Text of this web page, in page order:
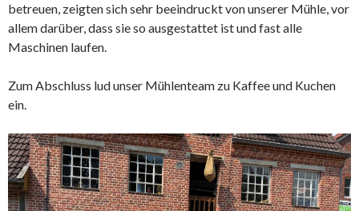
betreuen, zeigten sich sehr beeindruckt von unserer Mühle, vor
allem darüber, dass sie so ausgestattet ist und fast alle
Maschinen laufen.
Zum Abschluss lud unser Mühlenteam zu Kaffee und Kuchen
ein.